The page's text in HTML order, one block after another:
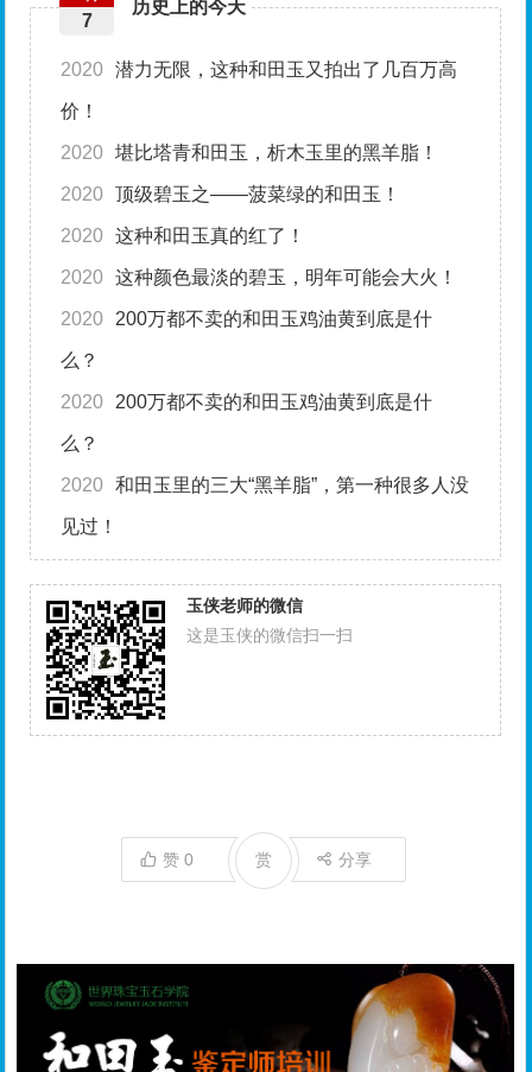
历史上的今天
7
2020 潜力无限，这种和田玉又拍出了几百万高
价！
2020 堪比塔青和田玉，析木玉里的黑羊脂！
2020 顶级碧玉之——菠菜绿的和田玉！
2020 这种和田玉真的红了！
2020 这种颜色最淡的碧玉，明年可能会大火！
2020 200万都不卖的和田玉鸡油黄到底是什
么？
2020 200万都不卖的和田玉鸡油黄到底是什
么？
2020 和田玉里的三大“黑羊脂”，第一种很多人没
见过！
玉侠老师的微信
这是玉侠的微信扫一扫
赞0 分享
赏